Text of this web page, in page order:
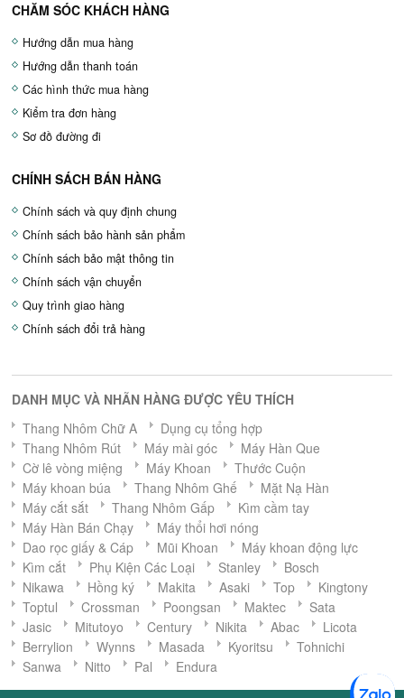
CHĂM SÓC KHÁCH HÀNG
Hướng dẫn mua hàng
Hướng dẫn thanh toán
Các hình thức mua hàng
Kiểm tra đơn hàng
Sơ đồ đường đi
CHÍNH SÁCH BÁN HÀNG
Chính sách và quy định chung
Chính sách bảo hành sản phẩm
Chính sách bảo mật thông tin
Chính sách vận chuyển
Quy trình giao hàng
Chính sách đổi trả hàng
DANH MỤC VÀ NHÃN HÀNG ĐƯỢC YÊU THÍCH
Thang Nhôm Chữ A
Dụng cụ tổng hợp
Thang Nhôm Rút
Máy mài góc
Máy Hàn Que
Cờ lê vòng miệng
Máy Khoan
Thước Cuộn
Máy khoan búa
Thang Nhôm Ghế
Mặt Nạ Hàn
Máy cắt sắt
Thang Nhôm Gấp
Kìm cầm tay
Máy Hàn Bán Chạy
Máy thổi hơi nóng
Dao rọc giấy & Cáp
Mũi Khoan
Máy khoan động lực
Kìm cắt
Phụ Kiện Các Loại Stanley
Bosch
Nikawa
Hồng ký Makita Asaki Top
Kingtony
Toptul
Crossman Poongsan Maktec
Sata
Jasic
Mitutoyo Century Nikita Abac
Licota
Berrylion
Wynns Masada Kyoritsu
Tohnichi
Sanwa
Nitto Pal Endura